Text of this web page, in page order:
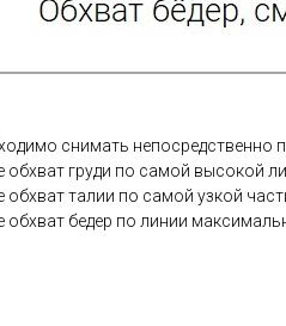
снимать непосредственно
обхват груди по самой высокой
обхват талии по самой узкой
обхват бедер по линии